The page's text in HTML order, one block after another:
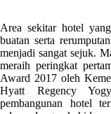
Area sekitar hotel
buatan serta
menjadi sangat sejuk.
meraih peringkat
Award 2017 oleh
Hyatt Regency
pembangunan hotel